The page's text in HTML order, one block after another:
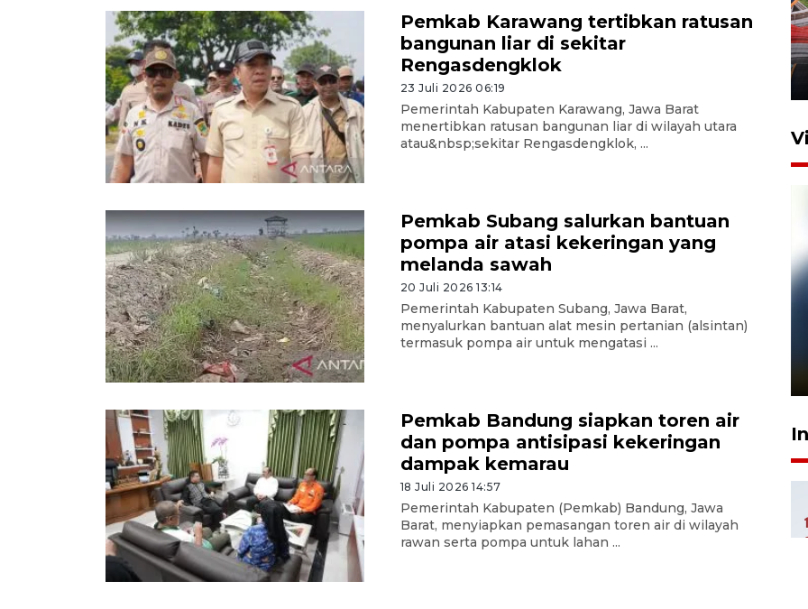
Pemkab Karawang tertibkan ratusan
bangunan liar di sekitar
Rengasdengklok
23 Juli 2026 06:19
Pemerintah Kabupaten Karawang, Jawa Barat
menertibkan ratusan bangunan liar di wilayah utara
atau&nbsp;sekitar Rengasdengklok, ...
Pemkab Subang salurkan bantuan
pompa air atasi kekeringan yang
melanda sawah
20 Juli 2026 13:14
Pemerintah Kabupaten Subang, Jawa Barat,
menyalurkan bantuan alat mesin pertanian (alsintan)
termasuk pompa air untuk mengatasi ...
Pemkab Bandung siapkan toren air
dan pompa antisipasi kekeringan
dampak kemarau
18 Juli 2026 14:57
Pemerintah Kabupaten (Pemkab) Bandung, Jawa
Barat, menyiapkan pemasangan toren air di wilayah
rawan serta pompa untuk lahan ...
Komisi V DPR tinjau
perlintasan sebidang di
Stasiun Bogor
12 Juni 2026 18:49
Pelanggan Filaha Farm setia
sampai 8 tahan?